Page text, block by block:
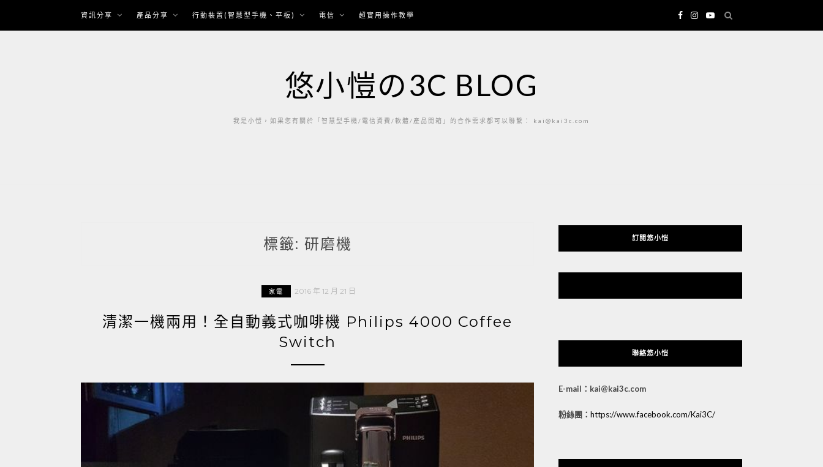
content
資訊分享 產品分享 行動裝置(智慧型手機、平板) 電信 超實用操作教學
悠小愷の3C BLOG
我是小愷，如果您有關於「智慧型手機/電信資費/軟體/產品開箱」的合作需求都可以聯繫： kai@kai3c.com
標籤: 研磨機
家電 2016 年 12 月 21 日
清潔一機兩用！全自動義式咖啡機 Philips 4000 Coffee
Switch
訂閱悠小愷
聯絡悠小愷
E-mail：kai@kai3c.com
粉絲團： https://www.facebook.com/Kai3C/